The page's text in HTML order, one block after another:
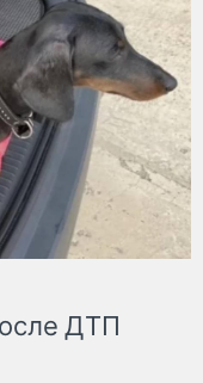
ДТП